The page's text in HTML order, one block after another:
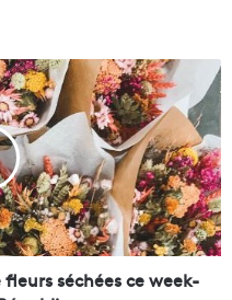
séchées ce week-